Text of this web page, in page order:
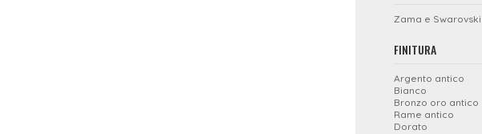
Zama e Swarovski
FINITURA
Argento antico
Bianco
Bronzo oro antico
Rame antico
Dorato